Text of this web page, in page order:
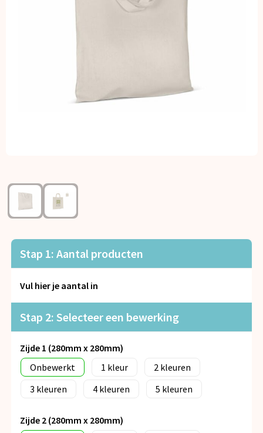
Lampen en Gereedschap
Reisbenodigdheden
Schrijfwaren
Sleutelhangers en Lanyards
Snoepgoed
Veiligheid, Auto en Fiets
Vrije tijd en Strand
Anti-stress
Stap 1: Aantal producten
Vul hier je aantal in
Stap 2: Selecteer een bewerking
Zijde 1 (280mm x 280mm)
Onbewerkt
1
2
3
4 5
Zijde 2 (280mm x 280mm)